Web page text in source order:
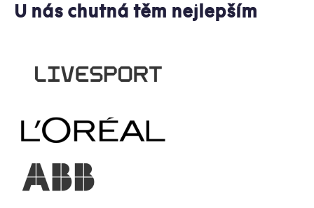
U nás chutná těm nejlepším